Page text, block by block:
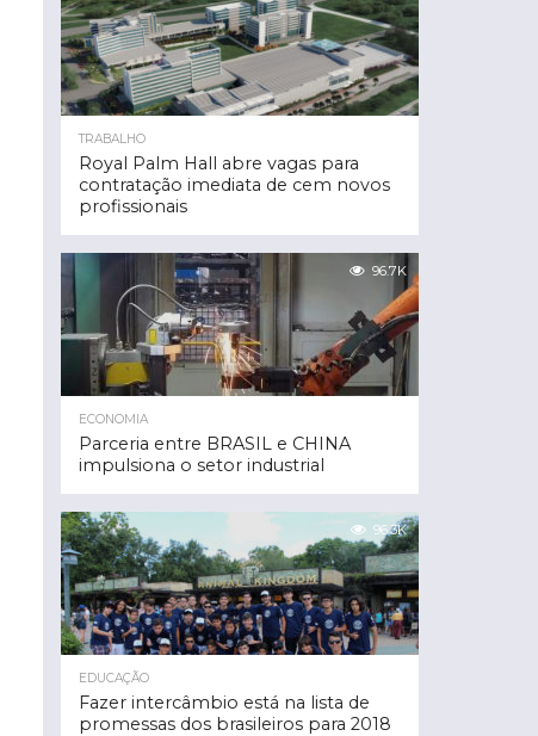
TRABALHO
Royal Palm Hall abre vagas para
contratação imediata de cem novos
profissionais
96.7K
ECONOMIA
Parceria entre BRASIL e CHINA
impulsiona o setor industrial
96.3K
EDUCAÇÃO
Fazer intercâmbio está na lista de
promessas dos brasileiros para 2018